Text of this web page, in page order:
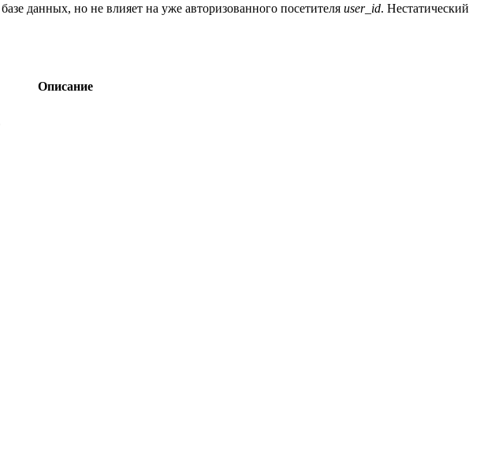
данных, но не влияет на уже авторизованного посетителя user_id. Нестатический
Описание